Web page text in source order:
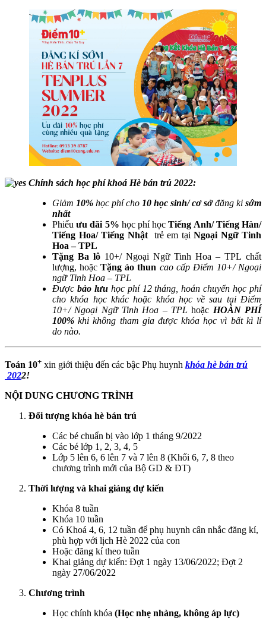
Chính sách học phí khoá Hè bán trú 2022:
Giảm 10% học phí cho 10 học sinh/ cơ sởđăng ki sớm
nhất
Phiếuưu đãi 5% học phí họcTiếng Anh/ Tiếng Hàn/
Tiếng Hoa/ Tiếng Nhật trẻ em tại Ngoại Ngữ Tinh
Hoa – TPL
Tặng Ba lô10+/ Ngoại Ngữ Tinh Hoa – TPL chất
lượng, hoặcTặng áo thun cao cấp Điểm 10+/ Ngoại
ngữ Tinh Hoa – TPL
Được bảo lưuhọc phí 12 tháng, hoán chuyển học phí
cho khóa học khác hoặc khóa học về sau tại Điểm
10+/ Ngoại Ngữ Tinh Hoa – TPL hoặc HOÀN PHÍ
100%khi không tham gia được khóa học vì bất kì lí
do nào.
Toán 10+ xin giới thiệu đến các bậc Phụ huynh khóa hè bán trú​
2022!
NỘI DUNG CHƯƠNG TRÌNH
Đối tượng khóa hè bán trú
Các bé chuẩn bị vào lớp 1 tháng 9/2022
Các bé lớp 1, 2, 3, 4, 5
Lớp 5 lên 6, 6 lên 7 và 7 lên 8 (Khối 6, 7, 8 theo
chương trình mới của Bộ GD & ĐT)
Thời lượng và khai giảng dự kiến
Khóa 8 tuần
Khóa 10 tuần
Có Khoá 4, 6, 12 tuần để phụ huynh cân nhắc đăng kí,
phù hợp với lịch Hè 2022 của con
Hoặc đăng kí theo tuần
Khai giảng dự kiến: Đợt 1 ngày 13/06/2022; Đợt 2
ngày 27/06/2022
Chương trình
Học chính khóa (Học nhẹ nhàng, không áp lực)